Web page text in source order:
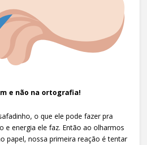
e não na ortografia!
o que ele pode fazer pra
e energia ele faz. Então ao olharmos
papel, nossa primeira reação é tentar